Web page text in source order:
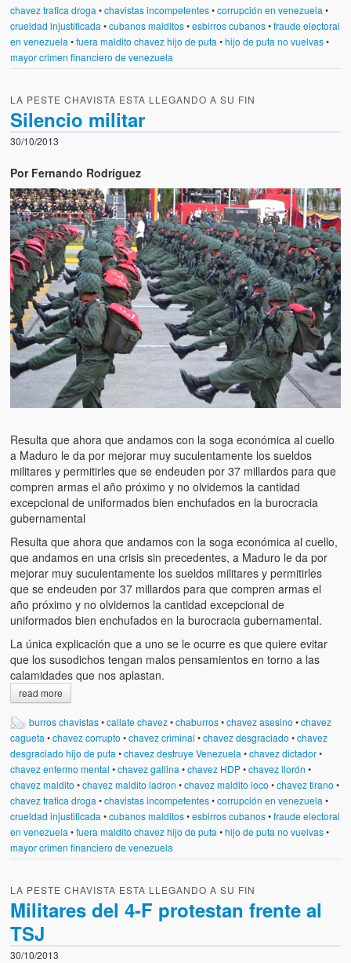
chavez trafica droga •chavistas incompetentes•corrupción en venezuela •
crueldad injustificada •cubanos malditos•esbirros cubanos•fraude electoral
en venezuela •fuera maldito chavez hijo de puta •hijo de puta no vuelvas•
mayor crimen financiero de venezuela
LA PESTE CHAVISTA ESTA LLEGANDO A SU FIN
Silencio militar
30/10/2013
Por Fernando Rodríguez
Resulta que ahora que andamos con la soga económica al cuello
a Maduro le da por mejorar muy suculentamente los sueldos
militares y permitirles que se endeuden por 37 millardos para que
compren armas el año próximo y no olvidemos la cantidad
excepcional de uniformados bien enchufados en la burocracia
gubernamental
Resulta que ahora que andamos con la soga económica al cuello,
que andamos en una crisis sin precedentes, a Maduro le da por
mejorar muy suculentamente los sueldos militares y permitirles
que se endeuden por 37 millardos para que compren armas el
año próximo y no olvidemos la cantidad excepcional de
uniformados bien enchufados en la burocracia gubernamental.
La única explicación que a uno se le ocurre es que quiere evitar
que los susodichos tengan malos pensamientos en torno a las
calamidades que nos aplastan.
read more
burros chavistas•callate chavez•chaburros•chavez asesino •chavez
cagueta •chavez corrupto •chavez criminal •chavez desgraciado •chavez
desgraciado hijo de puta •chavez destruye Venezuela •chavez dictador•
chavez enfermo mental •chavez gallina •chavez HDP•chavez llorón •
chavez maldito •chavez maldito ladron •chavez maldito loco •chavez tirano •
chavez trafica droga •chavistas incompetentes•corrupción en venezuela •
crueldad injustificada •cubanos malditos•esbirros cubanos•fraude electoral
en venezuela •fuera maldito chavez hijo de puta •hijo de puta no vuelvas•
mayor crimen financiero de venezuela
LA PESTE CHAVISTA ESTA LLEGANDO A SU FIN
Militares del 4-F protestan frente al
TSJ
30/10/2013